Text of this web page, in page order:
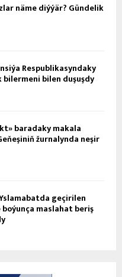
näme diýýär? Gündelik
Respublikasyndaky
bilen duşuşdy
baradaky makala
žurnalynda neşir
geçirilen
boýunça maslahat beriş